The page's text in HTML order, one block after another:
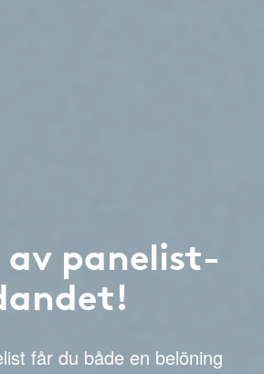
av panelist-
får du både en belöning